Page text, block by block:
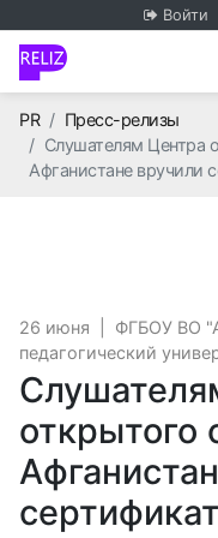
Войти
PRГлавная
Пресс-релизы
Слушателям Центра
Афганистане вручили
26 июня
ФГБОУ ВО
педагогический
открытого